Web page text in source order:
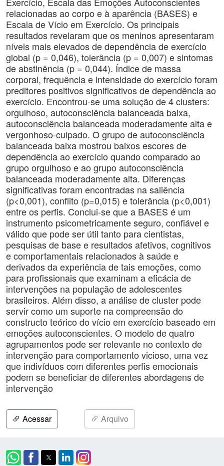
relacionadas ao corpo e à aparência (BASES) e
Escala de Vício em Exercício. Os principais
resultados revelaram que os meninos apresentaram
níveis mais elevados de dependência de exercício
global (p = 0,046), tolerância (p = 0,007) e sintomas
de abstinência (p = 0,044). Índice de massa
corporal, frequência e intensidade do exercício foram
preditores positivos significativos de dependência ao
exercício. Encontrou-se uma solução de 4 clusters:
orgulhoso, autoconsciência balanceada baixa,
autoconsciência balanceada moderadamente alta e
vergonhoso-culpado. O grupo de autoconsciência
balanceada baixa mostrou baixos escores de
dependência ao exercício quando comparado ao
grupo orgulhoso e ao grupo autoconsciência
balanceada moderadamente alta. Diferenças
significativas foram encontradas na saliência
(p<0,001), conflito (p=0,015) e tolerância (p<0,001)
entre os perfis. Conclui-se que a BASES é um
instrumento psicometricamente seguro, confiável e
válido que pode ser útil tanto para cientistas,
pesquisas de base e resultados afetivos, cognitivos
e comportamentais relacionados à saúde e
derivados da experiência de tais emoções, como
para profissionais que examinam a eficácia de
intervenções na população de adolescentes
brasileiros. Além disso, a análise de cluster pode
servir como um suporte na compreensão do
constructo teórico do vício em exercício baseado em
emoções autoconscientes. O modelo de quatro
agrupamentos pode ser relevante no contexto de
intervenção para comportamento vicioso, uma vez
que indivíduos com diferentes perfis emocionais
podem se beneficiar de diferentes abordagens de
intervenção
Acessar Arquivo